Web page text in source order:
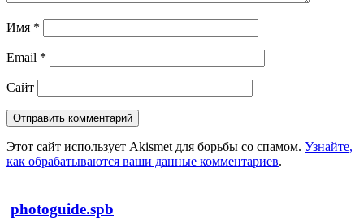
Имя *
Email *
Сайт
Этот сайт использует Akismet для борьбы со спамом. Узнайте,
как обрабатываются ваши данные комментариев.
photoguide.spb